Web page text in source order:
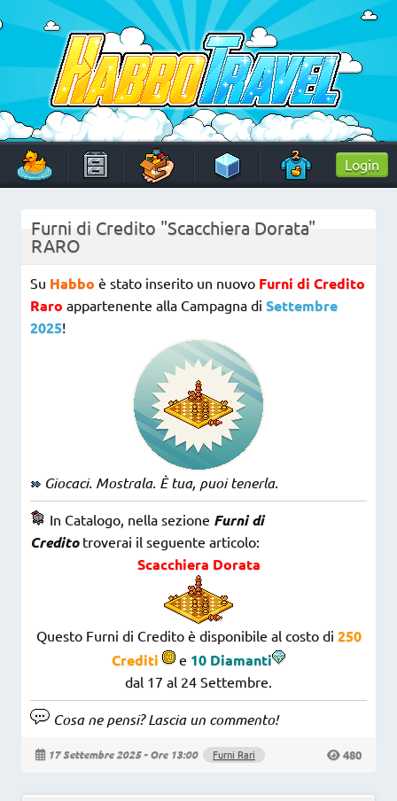
to
content
HabboTravel
Un viaggio di pixel!
Login
Furni di Credito "Scacchiera Dorata"
RARO
Su Habbo è stato inserito un nuovo Furni di Credito
Raro appartenente alla Campagna di Settembre
2025!
Giocaci. Mostrala. È tua, puoi tenerla.
In Catalogo, nella sezione Furni di
Creditotroverai il seguente articolo:
Scacchiera Dorata
Questo Furni di Credito è disponibile al costo di 250
Crediti
e 10 Diamanti
dal 17 al 24 Settembre.
Cosa ne pensi? Lascia un commento!
17 Settembre 2025 - Ore 13:00 Furni Rari 480